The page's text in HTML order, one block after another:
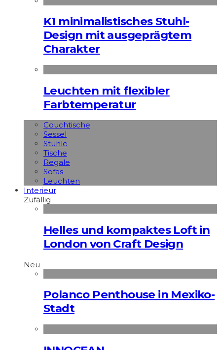
K1 minimalistisches Stuhl-
Design mit ausgeprägtem
Charakter
Leuchten mit flexibler
Farbtemperatur
Couchtische
Sessel
Stühle
Tische
Regale
Sofas
Leuchten
Interieur
Zufällig
Helles und kompaktes Loft in
London von Craft Design
Neu
Polanco Penthouse in Mexiko-
Stadt